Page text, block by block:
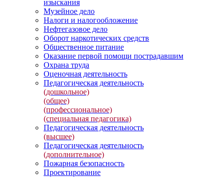
изыскания
Музейное дело
Налоги и налогообложение
Нефтегазовое дело
Оборот наркотических средств
Общественное питание
Оказание первой помощи пострадавшим
Охрана труда
Оценочная деятельность
Педагогическая деятельность
(дошкольное)
(общее)
(профессиональное)
(специальная педагогика)
Педагогическая деятельность
(высшее)
Педагогическая деятельность
(дополнительное)
Пожарная безопасность
Проектирование